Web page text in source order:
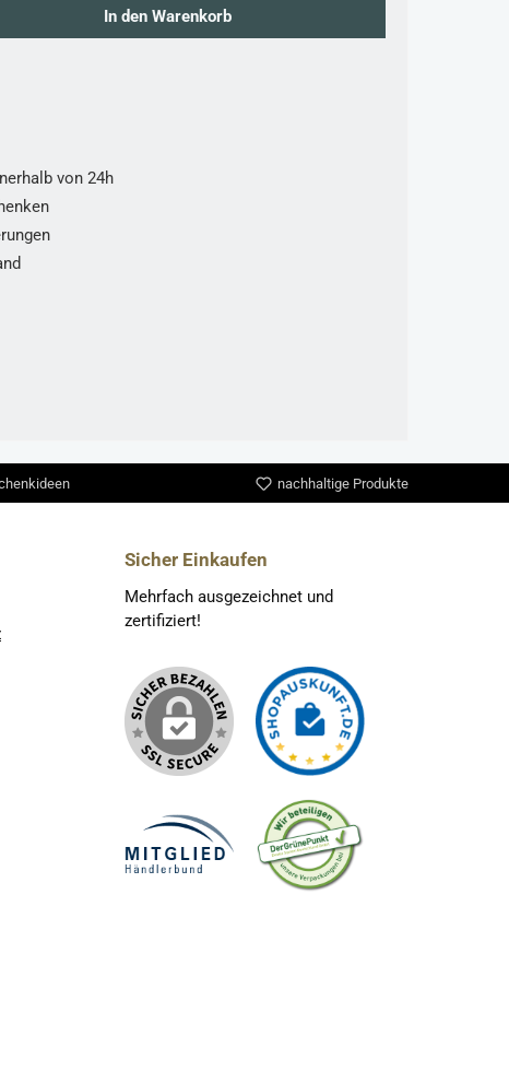
In den Warenkorb
von 24h
nachhaltige Produkte
Sicher Einkaufen
Mehrfach ausgezeichnet und
zertifiziert!